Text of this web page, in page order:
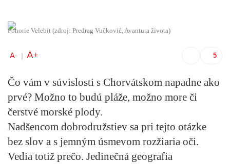
Pohorie Velebit (zdroj: Predrag Vučković, Avantura života)
A- A+
Čo vám v súvislosti s Chorvátskom napadne ako
prvé? Možno to budú pláže, možno more či
čerstvé morské plody.
Nadšencom dobrodružstiev sa pri tejto otázke
bez slov a s jemným úsmevom rozžiaria oči.
Vedia totiž prečo. Jedinečná geografia